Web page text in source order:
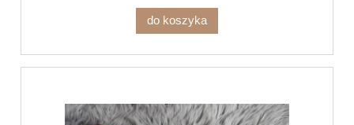
do koszyka